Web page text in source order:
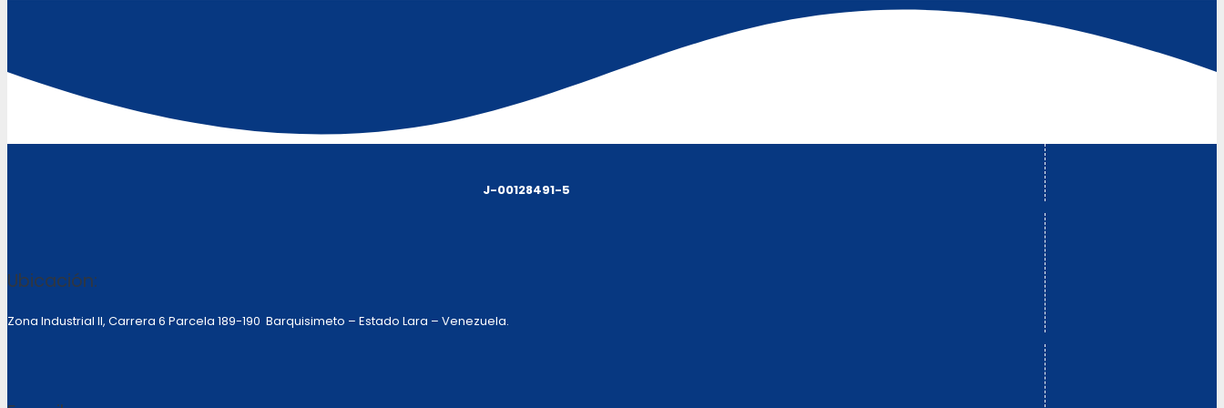
J-00128491-5
Ubicación:
Zona Industrial II, Carrera 6 Parcela 189-190 Barquisimeto – Estado Lara – Venezuela.